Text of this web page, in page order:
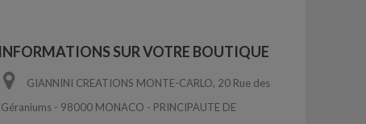
INFORMATIONS SUR VOTRE BOUTIQUE
GIANNINI CREATIONS MONTE-CARLO, 20 Rue des
Géraniums - 98000 MONACO - PRINCIPAUTE DE